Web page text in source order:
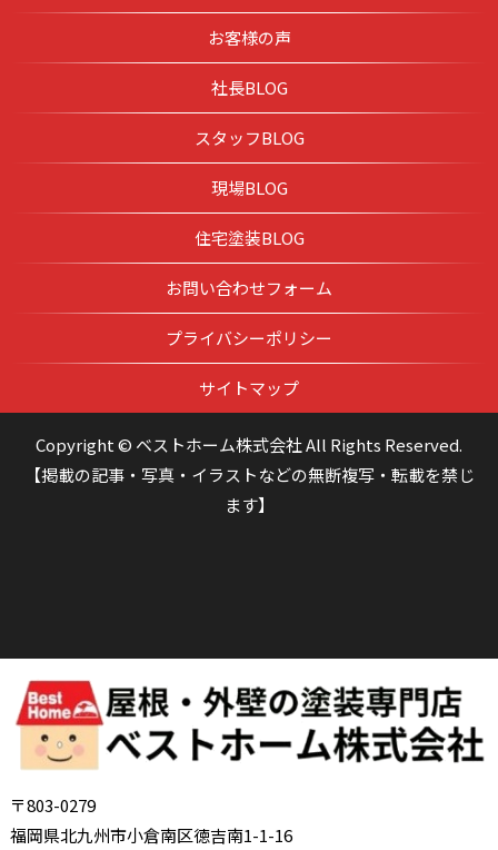
お客様の声
社長BLOG
スタッフBLOG
現場BLOG
住宅塗装BLOG
お問い合わせフォーム
プライバシーポリシー
サイトマップ
Copyright © ベストホーム株式会社 All Rights Reserved.
【掲載の記事・写真・イラストなどの無断複写・転載を禁じ
ます】
〒803-0279
福岡県北九州市小倉南区徳吉南1-1-16